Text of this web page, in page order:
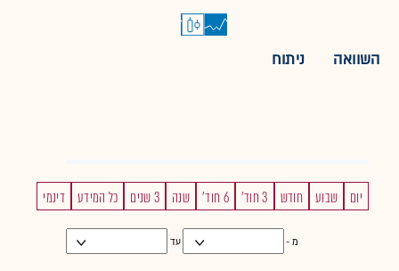
השוואה ניתוח
יום שבוע חודש 3 חוד' 6 חוד' שנה 3 שנים כל המידע דינמי
מ - עד